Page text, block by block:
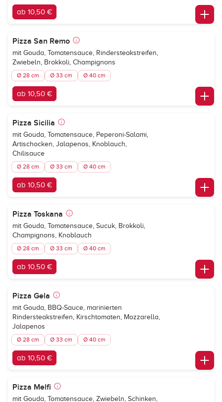
ab 10,50 €
Pizza San Remo
mit Gouda, Tomatensauce, Rindersteakstreifen,
Zwiebeln, Brokkoli, Champignons
Ø 28 cm Ø 33 cm Ø 40 cm
ab 10,50 €
Pizza Sicilia
mit Gouda, Tomatensauce, Peperoni-Salami,
Artischocken, Jalapenos, Knoblauch,
Chilisauce
Ø 28 cm Ø 33 cm Ø 40 cm
ab 10,50 €
Pizza Toskana
mit Gouda, Tomatensauce, Sucuk, Brokkoli,
Champignons, Knoblauch
Ø 28 cm Ø 33 cm Ø 40 cm
ab 10,50 €
Pizza Gela
mit Gouda, BBQ-Sauce, marinierten
Rindersteakstreifen, Kirschtomaten, Mozzarella,
Jalapenos
Ø 28 cm Ø 33 cm Ø 40 cm
ab 10,50 €
Pizza Melfi
mit Gouda, Tomatensauce, Zwiebeln, Schinken,